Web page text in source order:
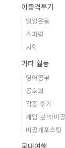
이종격투기
일일운동
스파링
시합
기타 활동
영어공부
동호회
각종 후기
게임 분석(비
비공개포스팅
국내여행